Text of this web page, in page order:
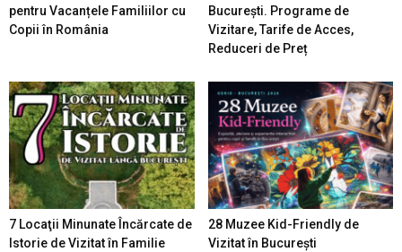
pentru Vacanțele Familiilor cu
Copii în România
București. Programe de
Vizitare, Tarife de Acces,
Reduceri de Preț
7 Locaţii Minunate Încărcate de
Istorie de Vizitat în Familie
28 Muzee Kid-Friendly de
Vizitat în București